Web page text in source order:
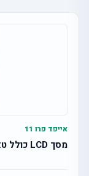
אייפד פרו 11
מסך LCD כולל טאץ שחור לאייפד פרו 11 2018 & 2020